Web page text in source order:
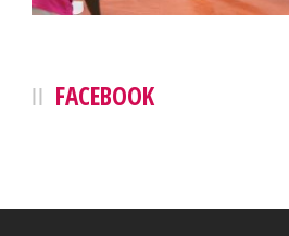
FACEBOOK